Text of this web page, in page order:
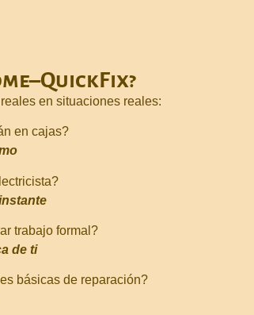
en situaciones reales:
en cajas?
trabajo formal?
de ti
básicas de reparación?